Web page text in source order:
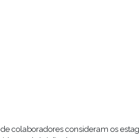
colaboradores consideram os